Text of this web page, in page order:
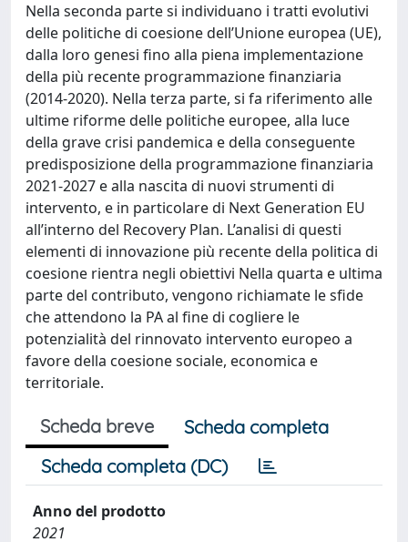
Nella seconda parte si individuano i tratti evolutivi
delle politiche di coesione dell’Unione europea (UE),
dalla loro genesi fino alla piena implementazione
della più recente programmazione finanziaria
(2014-2020). Nella terza parte, si fa riferimento alle
ultime riforme delle politiche europee, alla luce
della grave crisi pandemica e della conseguente
predisposizione della programmazione finanziaria
2021-2027 e alla nascita di nuovi strumenti di
intervento, e in particolare di Next Generation EU
all’interno del Recovery Plan. L’analisi di questi
elementi di innovazione più recente della politica di
coesione rientra negli obiettivi Nella quarta e ultima
parte del contributo, vengono richiamate le sfide
che attendono la PA al fine di cogliere le
potenzialità del rinnovato intervento europeo a
favore della coesione sociale, economica e
territoriale.
Scheda breve
Scheda completa
Scheda completa (DC)
Anno del prodotto
2021